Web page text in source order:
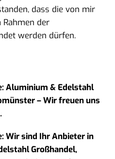
dass die von mir
der
werden dürfen.
Aluminium & Edelstahl
– Wir freuen uns
Wir sind Ihr Anbieter in
Großhandel,